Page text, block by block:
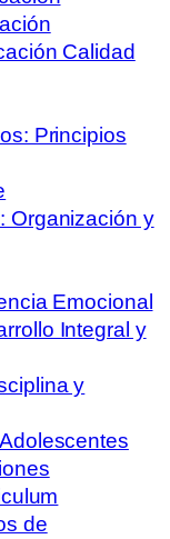
Calidad
Principios
Organización y
Emocional
Integral y
y
de